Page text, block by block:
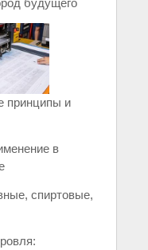
будущего
принципы и
в
спиртовые,